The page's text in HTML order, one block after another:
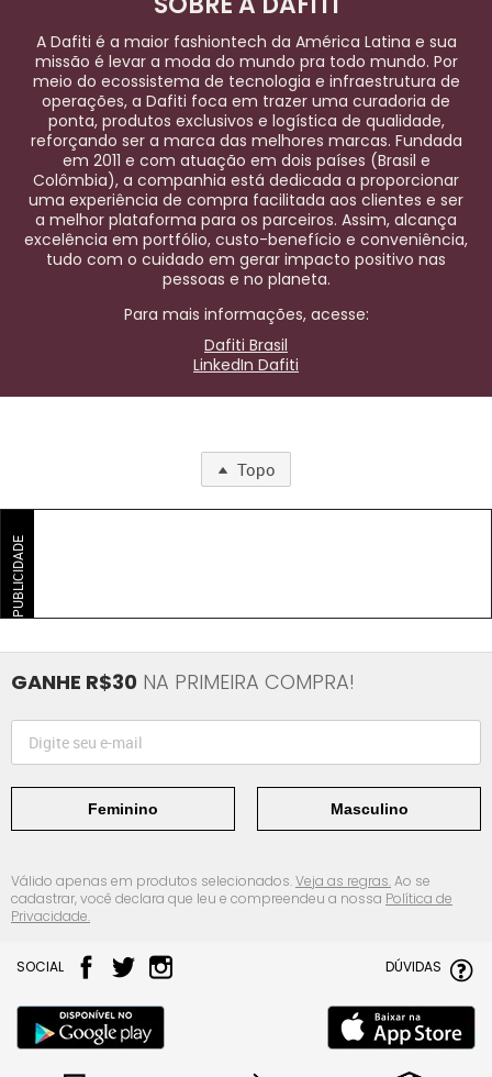
A Dafiti é a maior fashiontech da América Latina e sua
missão é levar a moda do mundo pra todo mundo. Por
meio do ecossistema de tecnologia e infraestrutura de
operações, a Dafiti foca em trazer uma curadoria de
ponta, produtos exclusivos e logística de qualidade,
reforçando ser a marca das melhores marcas. Fundada
em 2011 e com atuação em dois países (Brasil e
Colômbia), a companhia está dedicada a proporcionar
uma experiência de compra facilitada aos clientes e ser
a melhor plataforma para os parceiros. Assim, alcança
excelência em portfólio, custo-benefício e conveniência,
tudo com o cuidado em gerar impacto positivo nas
pessoas e no planeta.
Para mais informações, acesse:
Dafiti Brasil
LinkedIn Dafiti
Topo
PUBLICIDADE
GANHE R$30 NA PRIMEIRA COMPRA!
Feminino Masculino
Válido apenas em produtos selecionados.Veja as regras.Ao se
cadastrar, você declara que leu e compreendeu a nossa Política de
Privacidade.
SOCIAL DÚVIDAS